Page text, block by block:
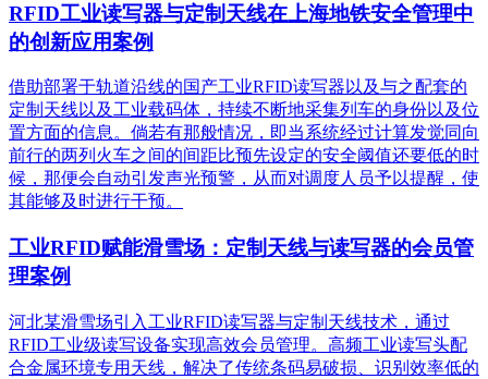
RFID工业读写器与定制天线在上海地铁安全管理中
的创新应用案例
借助部署于轨道沿线的国产工业RFID读写器以及与之配套的
定制天线以及工业载码体，持续不断地采集列车的身份以及位
置方面的信息。倘若有那般情况，即当系统经过计算发觉同向
前行的两列火车之间的间距比预先设定的安全阈值还要低的时
候，那便会自动引发声光预警，从而对调度人员予以提醒，使
其能够及时进行干预。
工业RFID赋能滑雪场：定制天线与读写器的会员管
理案例
河北某滑雪场引入工业RFID读写器与定制天线技术，通过
RFID工业级读写设备实现高效会员管理。高频工业读写头配
合金属环境专用天线，解决了传统条码易破损、识别效率低的